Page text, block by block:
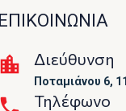
ΕΠΙΚΟΙΝΩΝΙΑ
Διεύθυνση
Ποταμιάνου 6,
Τηλέφωνο